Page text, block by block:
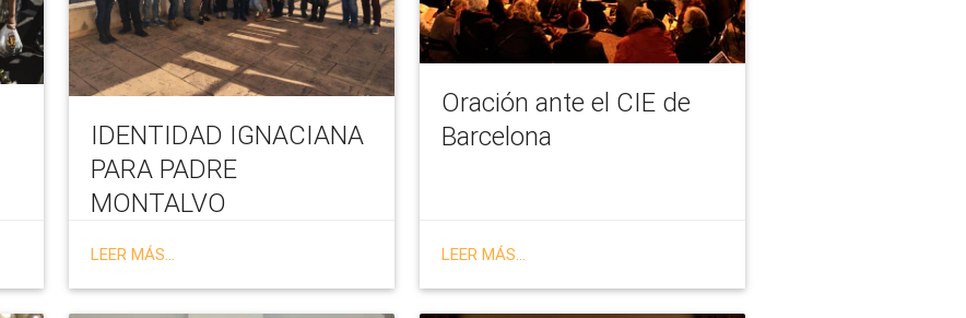
IDENTIDAD IGNACIANA
PARA PADRE
MONTALVO
LEER MÁS...
Oración ante el CIE de
Barcelona
LEER MÁS...